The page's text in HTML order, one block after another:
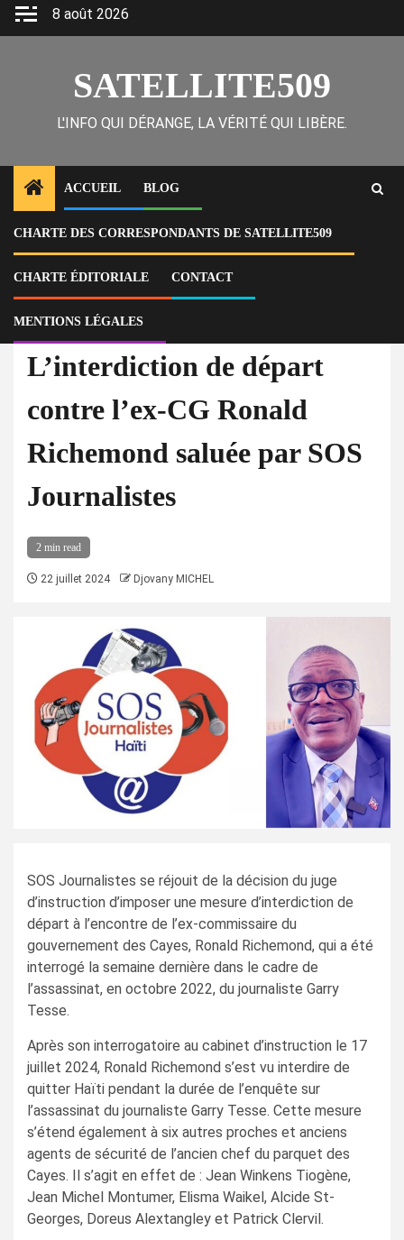
Skip
8 août 2026
SATELLITE509
L'INFO QUI DÉRANGE, LA VÉRITÉ QUI LIBÈRE.
ACCUEIL BLOG
CHARTE DES CORRESPONDANTS DE SATELLITE509
CHARTE ÉDITORIALE CONTACT
MENTIONS LÉGALES
Home
Actu
L’interdiction de départ contre l’ex-CG Ronald Richemond saluée par
SOS Journalistes
À la Une Actu
L’interdiction de départ
contre l’ex-CG Ronald
Richemond saluée par SOS
Journalistes
2 min read
22 juillet 2024 Djovany MICHEL
SOS Journalistes se réjouit de la décision du juge
d’instruction d’imposer une mesure d’interdiction de
départ à l’encontre de l’ex-commissaire du
gouvernement des Cayes, Ronald Richemond, qui a été
interrogé la semaine dernière dans le cadre de
l’assassinat, en octobre 2022, du journaliste Garry
Tesse.
Après son interrogatoire au cabinet d’instruction le 17
juillet 2024, Ronald Richemond s’est vu interdire de
quitter Haïti pendant la durée de l’enquête sur
l’assassinat du journaliste Garry Tesse. Cette mesure
s’étend également à six autres proches et anciens
agents de sécurité de l’ancien chef du parquet des
Cayes. Il s’agit en effet de : Jean Winkens Tiogène,
Jean Michel Montumer, Elisma Waikel, Alcide St-
Georges, Doreus Alextangley et Patrick Clervil.